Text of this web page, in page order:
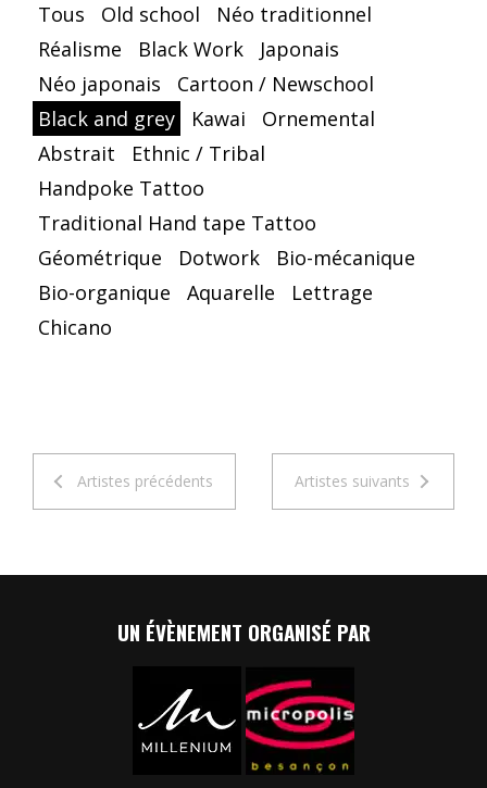
Tous Old school
Néo traditionnel
Réalisme
Black Work
Japonais
Néo japonais
Cartoon / Newschool
Black and grey
Kawai
Ornemental
Abstrait
Ethnic / Tribal
Handpoke Tattoo
Traditional Hand tape Tattoo
Géométrique
Dotwork
Bio-mécanique
Bio-organique
Aquarelle
Lettrage
Chicano
Artistes précédents Artistes suivants
UN ÉVÈNEMENT ORGANISÉ PAR